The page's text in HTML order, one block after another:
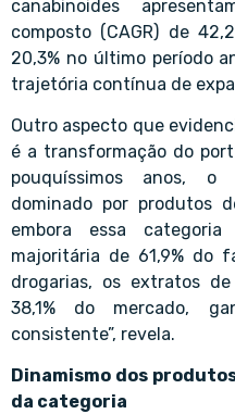
canabinoides
composto (CAGR) de
20,3% no último período
trajetória contínua de
Outro aspecto que
é a transformação do
pouquíssimos anos, o
dominado por produtos
embora essa
majoritária de 61,9% do
drogarias, os extratos
38,1% do mercado,
consistente”, revela.
Dinamismo dos
da categoria